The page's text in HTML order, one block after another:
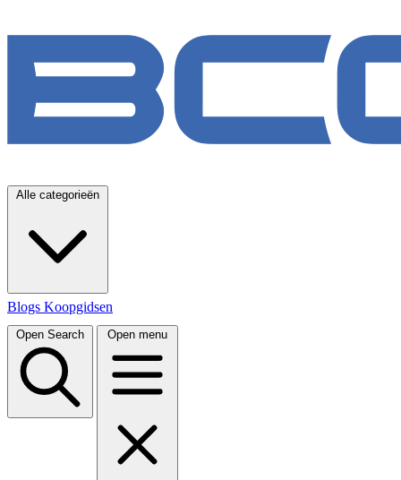
Alle categorieën
Blogs Koopgidsen
Open Search Open menu